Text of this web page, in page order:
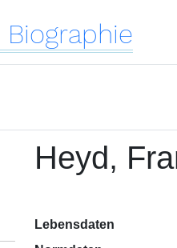
Biographie
Heyd,
Lebensdaten